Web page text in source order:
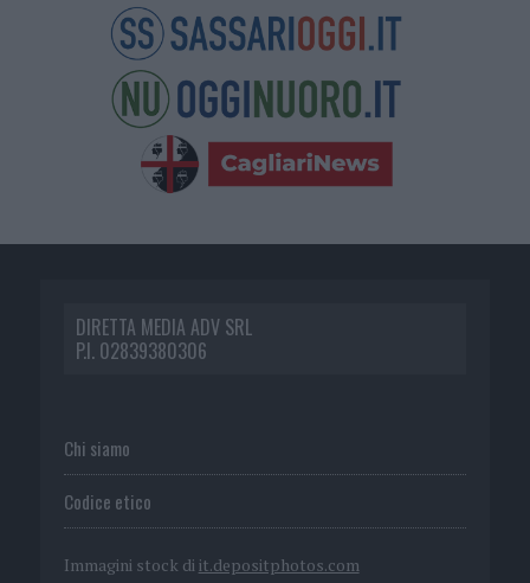
DIRETTA MEDIA ADV SRL
P.I. 02839380306
Chi siamo
Codice etico
Immagini stock di it.depositphotos.com